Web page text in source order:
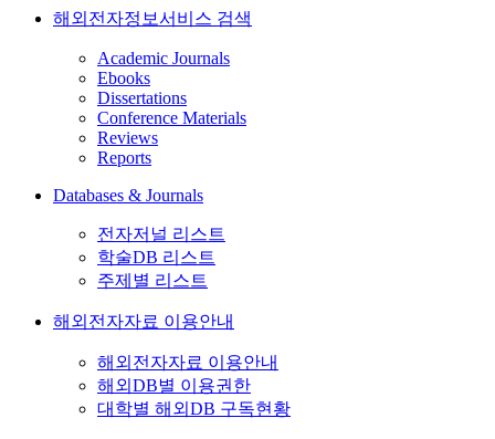
해외전자정보서비스 검색
Academic Journals
Ebooks
Dissertations
Conference Materials
Reviews
Reports
Databases & Journals
전자저널 리스트
학술DB 리스트
주제별 리스트
해외전자자료 이용안내
해외전자자료 이용안내
해외DB별 이용권한
대학별 해외DB 구독현황